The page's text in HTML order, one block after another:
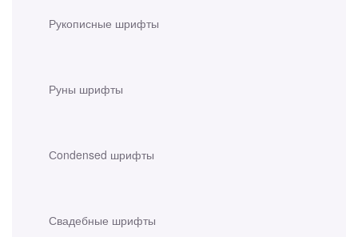
Рукописные шрифты
Руны шрифты
Сondensed шрифты
Свадебные шрифты